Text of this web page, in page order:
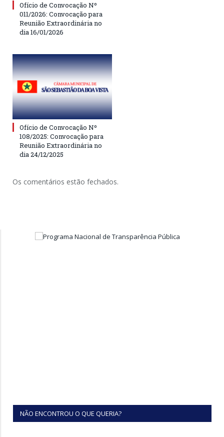
Ofício de Convocação Nº
011/2026: Convocação para
Reunião Extraordinária no
dia 16/01/2026
Ofício de Convocação Nº
108/2025: Convocação para
Reunião Extraordinária no
dia 24/12/2025
Os comentários estão fechados.
NÃO ENCONTROU O QUE QUERIA?